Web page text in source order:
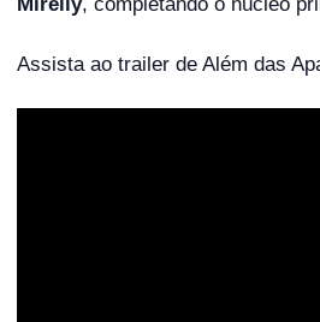
Mirelly, completando o núcleo
Assista ao trailer de Além das